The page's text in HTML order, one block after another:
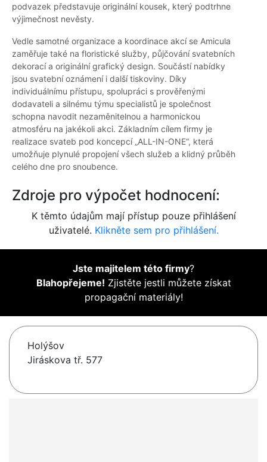
podvazek představuje originální kousek, který podtrhne
výjimečnost nevěsty.
Vedle samotné organizace a koordinace akcí se Amicula
zaměřuje také na floristické služby, půjčování svatebních
dekorací a originální grafický design. Součástí nabídky
jsou svatební oznámení i další tiskoviny. Díky
individuálnímu přístupu, spolupráci s prověřenými
dodavateli a silnému týmu specialistů je společnost
schopna navodit nezaměnitelnou a harmonickou
atmosféru na jakékoli akci. Základním cílem firmy je
realizace svateb pod koncepcí „ALL-IN-ONE“, která
umožňuje plynulé propojení všech služeb a klidný průběh
celého dne pro snoubence.
Zdroje pro výpočet hodnocení:
K těmto údajům mají přístup pouze přihlášení
uživatelé. Klikněte sem pro přihlášení.
Jste majitelem této firmy?
Blahopřejeme! Zjistěte jestli můžete získat
propagační materiály!
Holýšov
Jiráskova tř. 577